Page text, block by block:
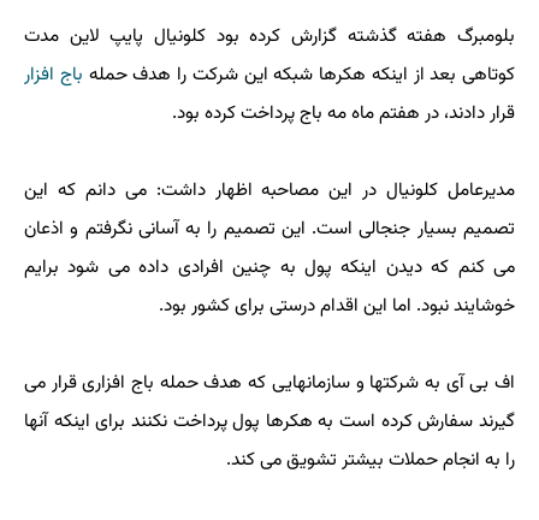
بلومبرگ هفته گذشته گزارش کرده بود کلونیال پایپ لاین مدت
کوتاهی بعد از اینکه هکرها شبکه این شرکت را هدف حمله باج افزار
قرار دادند، در هفتم ماه مه باج پرداخت کرده بود.
مدیرعامل کلونیال در این مصاحبه اظهار داشت: می دانم که این
تصمیم بسیار جنجالی است. این تصمیم را به آسانی نگرفتم و اذعان
می کنم که دیدن اینکه پول به چنین افرادی داده می شود برایم
خوشایند نبود. اما این اقدام درستی برای کشور بود.
اف بی آی به شرکتها و سازمانهایی که هدف حمله باج افزاری قرار می
گیرند سفارش کرده است به هکرها پول پرداخت نکنند برای اینکه آنها
را به انجام حملات بیشتر تشویق می کند.